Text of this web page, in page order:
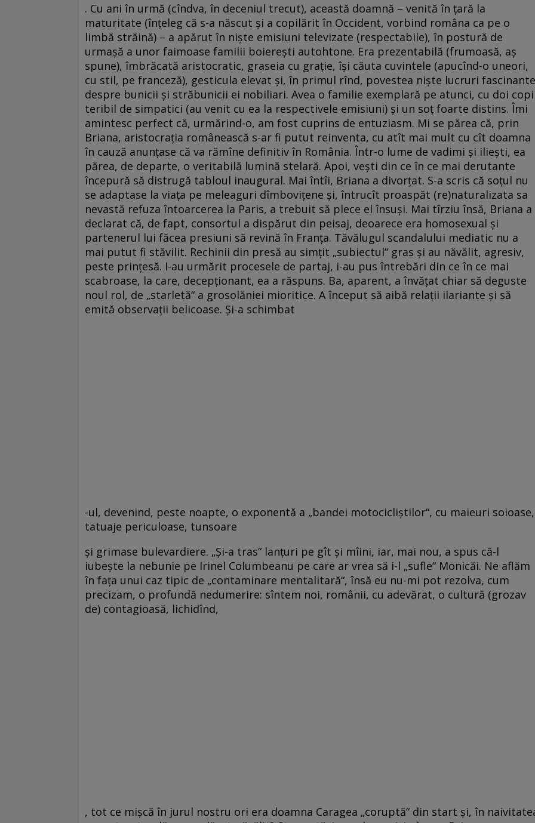
. Cu ani în urmă (cîndva, în deceniul trecut), această doamnă – venită în ţară la
maturitate (înţeleg că s-a născut şi a copilărit în Occident, vorbind româna ca pe o
limbă străină) – a apărut în nişte emisiuni televizate (respectabile), în postură de
urmaşă a unor faimoase familii boiereşti autohtone. Era prezentabilă (frumoasă, aş
spune), îmbrăcată aristocratic, graseia cu graţie, îşi căuta cuvintele (apucînd-o uneori,
cu stil, pe franceză), gesticula elevat şi, în primul rînd, povestea nişte lucruri fascinante
despre bunicii şi străbunicii ei nobiliari. Avea o familie exemplară pe atunci, cu doi
teribil de simpatici (au venit cu ea la respectivele emisiuni) şi un soţ foarte distins. Îmi
amintesc perfect că, urmărind-o, am fost cuprins de entuziasm. Mi se părea că, prin
Briana, aristocraţia românească s-ar fi putut reinventa, cu atît mai mult cu cît doamna
în cauză anunţase că va rămîne definitiv în România. Într-o lume de vadimi şi ilieşti, ea
părea, de departe, o veritabilă lumină stelară. Apoi, veşti din ce în ce mai derutante
începură să distrugă tabloul inaugural. Mai întîi, Briana a divorţat. S-a scris că soţul nu
se adaptase la viaţa pe meleaguri dîmboviţene şi, întrucît proaspăt (re)naturalizata sa
nevastă refuza întoarcerea la Paris, a trebuit să plece el însuşi. Mai tîrziu însă, Briana a
declarat că, de fapt, consortul a dispărut din peisaj, deoarece era homosexual şi
partenerul lui făcea presiuni să revină în Franţa. Tăvălugul scandalului mediatic nu a
mai putut fi stăvilit. Rechinii din presă au simţit „subiectul“ gras şi au năvălit, agresiv,
peste prinţesă. I-au urmărit procesele de partaj, i-au pus întrebări din ce în ce mai
scabroase, la care, decepţionant, ea a răspuns. Ba, aparent, a învăţat chiar să deguste
noul rol, de „starletă“ a grosolăniei mioritice. A început să aibă relaţii ilariante şi să
emită observaţii belicoase. Şi-a schimbat
-ul, devenind, peste noapte, o exponentă a „bandei motocicliştilor“, cu maieuri soioase,
tatuaje periculoase, tunsoare
şi grimase bulevardiere. „Şi-a tras“ lanţuri pe gît şi mîini, iar, mai nou, a spus că-l
iubeşte la nebunie pe Irinel Columbeanu pe care ar vrea să i-l „sufle“ Monicăi. Ne aflăm
în faţa unui caz tipic de „contaminare mentalitară“, însă eu nu-mi pot rezolva, cum
precizam, o profundă nedumerire: sîntem noi, românii, cu adevărat, o cultură (grozav
de) contagioasă, lichidînd,
, tot ce mişcă în jurul nostru ori era doamna Caragea „coruptă“ din start şi, în